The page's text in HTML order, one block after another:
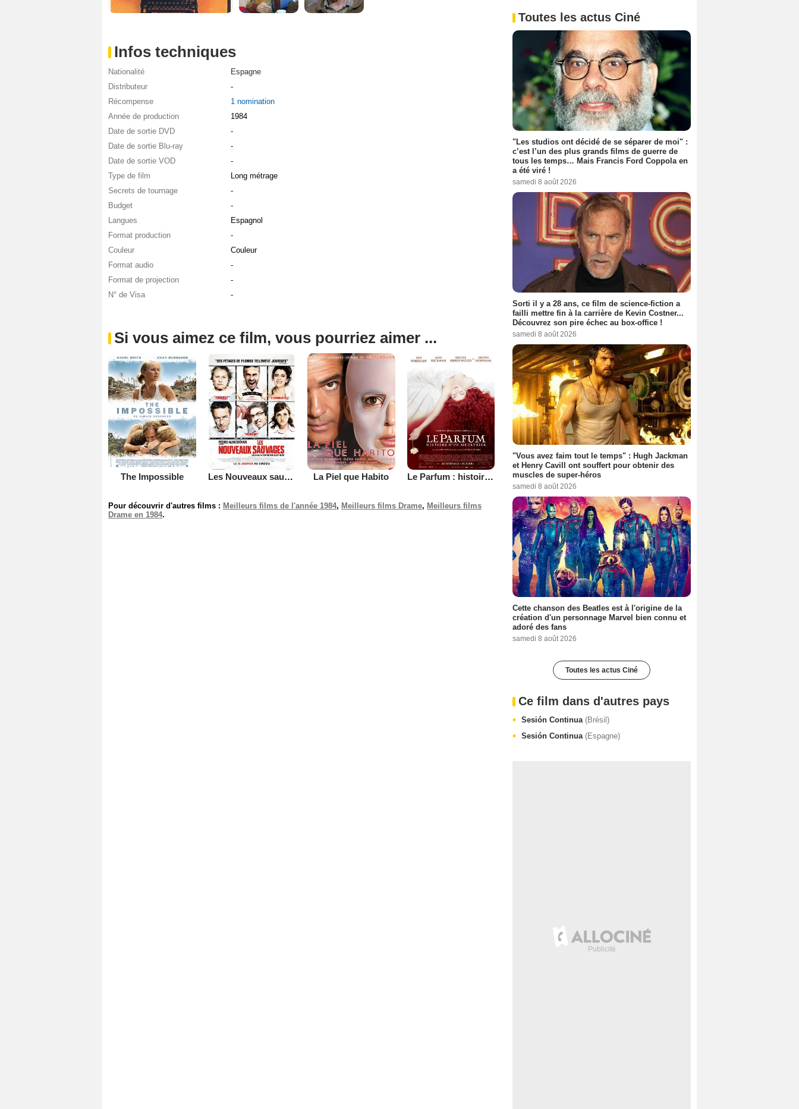
Infos techniques
Nationalité
Espagne
Distributeur
-
Récompense
1 nomination
Année de production
1984
Date de sortie DVD
-
Date de sortie Blu-ray
-
Date de sortie VOD
-
Type de film
Long métrage
Secrets de tournage
-
Budget
-
Langues
Espagnol
Format production
-
Couleur
Couleur
Format audio
-
Format de projection
-
N° de Visa
-
Si vous aimez ce film, vous pourriez aimer ...
The Impossible Les Nouveaux sauvages La Piel que Habito Le Parfum : histoire d'un meurtrier
Pour découvrir d'autres films : Meilleurs films de l'année 1984, Meilleurs films Drame, Meilleurs films
Drame en 1984.
Toutes les actus Ciné
"Les studios ont décidé de se séparer de moi" :
c’est l’un des plus grands films de guerre de
tous les temps… Mais Francis Ford Coppola en
a été viré !
samedi 8 août 2026
Sorti il y a 28 ans, ce film de science-fiction a
failli mettre fin à la carrière de Kevin Costner...
Découvrez son pire échec au box-office !
samedi 8 août 2026
"Vous avez faim tout le temps" : Hugh Jackman
et Henry Cavill ont souffert pour obtenir des
muscles de super-héros
samedi 8 août 2026
Cette chanson des Beatles est à l'origine de la
création d'un personnage Marvel bien connu et
adoré des fans
samedi 8 août 2026
Toutes les actus Ciné
Ce film dans d'autres pays
Sesión Continua (Brésil)
Sesión Continua (Espagne)